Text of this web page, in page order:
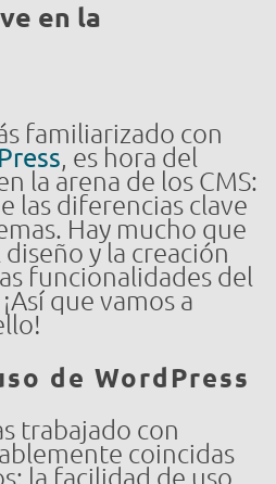
en la
familiarizado con
, es hora del
la arena de los CMS:
las diferencias clave
Hay mucho que
y la creación
funcionalidades del
que vamos a
de WordPress
trabajado con
coincidas
la facilidad de uso